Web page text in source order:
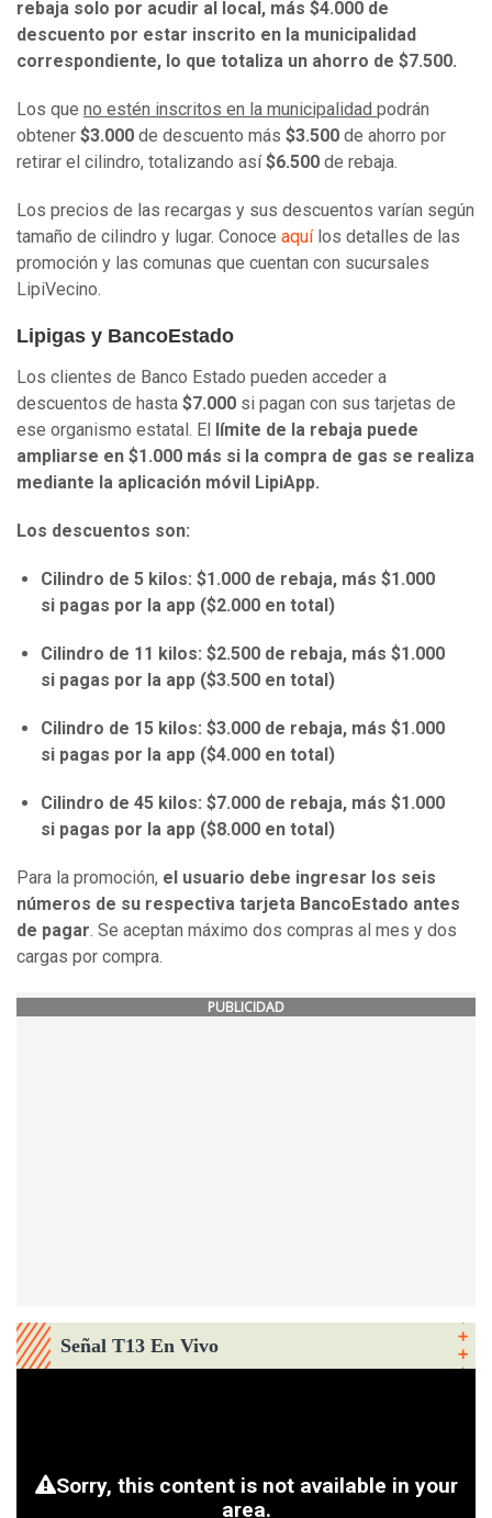
rebaja solo por acudir al local, más $4.000 de
descuento por estar inscrito en la municipalidad
correspondiente, lo que totaliza un ahorro de $7.500.
Los que no estén inscritos en la municipalidad podrán
obtener $3.000 de descuento más $3.500 de ahorro por
retirar el cilindro, totalizando así$6.500 de rebaja.
Los precios de las recargas y sus descuentos varían según
tamaño de cilindro y lugar. Conoce aquí los detalles de las
promoción y las comunas que cuentan con sucursales
LipiVecino.
Lipigas y BancoEstado
Los clientes de Banco Estado pueden acceder a
descuentos de hasta $7.000 si pagan con sus tarjetas de
ese organismo estatal. El límite de la rebaja puede
ampliarse en $1.000 más si la compra de gas se realiza
mediante la aplicación móvil LipiApp.
Los descuentos son:
Cilindro de 5 kilos: $1.000 de rebaja, más $1.000
si pagas por la app ($2.000 en total)
Cilindro de 11 kilos: $2.500 de rebaja, más $1.000
si pagas por la app ($3.500 en total)
Cilindro de 15 kilos: $3.000 de rebaja, más $1.000
si pagas por la app ($4.000 en total)
Cilindro de 45 kilos: $7.000 de rebaja, más $1.000
si pagas por la app ($8.000 en total)
Para la promoción, el usuario debe ingresar los seis
números de su respectiva tarjeta BancoEstado antes
de pagar. Se aceptan máximo dos compras al mes y dos
cargas por compra.
PUBLICIDAD
Señal T13 En Vivo